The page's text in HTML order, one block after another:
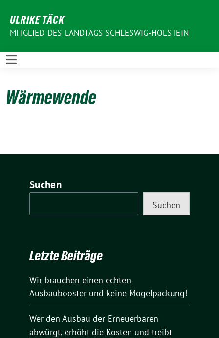
zum
Inhalt
ULRIKE TÄCK
MITGLIED DES LANDTAGS SCHLESWIG-HOLSTEIN
Wärmewende
Suchen
Suchen
Letzte Beiträge
Wir brauchen einen echten
Ausbaubooster und keine Mogelpackung!
Wer den Ausbau der Erneuerbaren
abwürgt, erhöht die Kosten und treibt